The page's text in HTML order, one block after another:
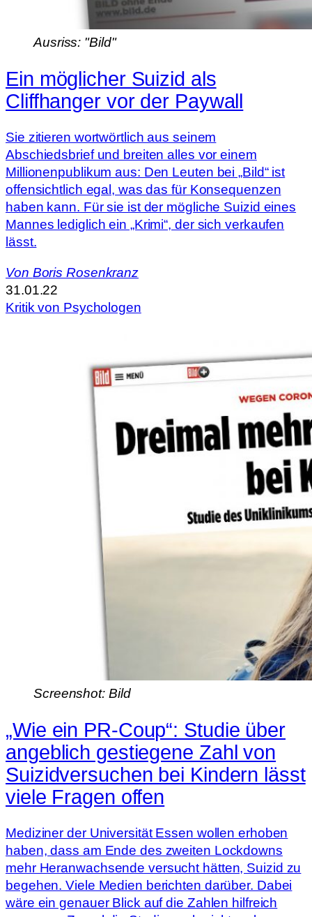
Ausriss: "Bild"
Ein möglicher Suizid als
Cliffhanger vor der Paywall
Sie zitieren wortwörtlich aus seinem
Abschiedsbrief und breiten alles vor einem
Millionenpublikum aus: Den Leuten bei „Bild“ ist
offensichtlich egal, was das für Konsequenzen
haben kann. Für sie ist der mögliche Suizid eines
Mannes lediglich ein „Krimi“, der sich verkaufen
lässt.
Von Boris Rosenkranz
31.01.22
Kritik von Psychologen
Screenshot: Bild
„Wie ein PR-Coup“: Studie über
angeblich gestiegene Zahl von
Suizidversuchen bei Kindern lässt
viele Fragen offen
Mediziner der Universität Essen wollen erhoben
haben, dass am Ende des zweiten Lockdowns
mehr Heranwachsende versucht hätten, Suizid zu
begehen. Viele Medien berichten darüber. Dabei
wäre ein genauer Blick auf die Zahlen hilfreich